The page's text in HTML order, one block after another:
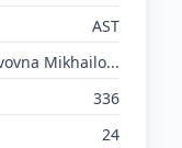
AST
Mikhailo...
336
24